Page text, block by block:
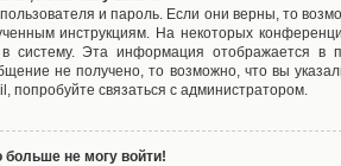
и пароль. Если они верны, то
инструкциям. На некоторых
систему. Эта информация отображается в
не получено, то возможно, что вы
попробуйте связаться с администратором.
больше не могу войти!